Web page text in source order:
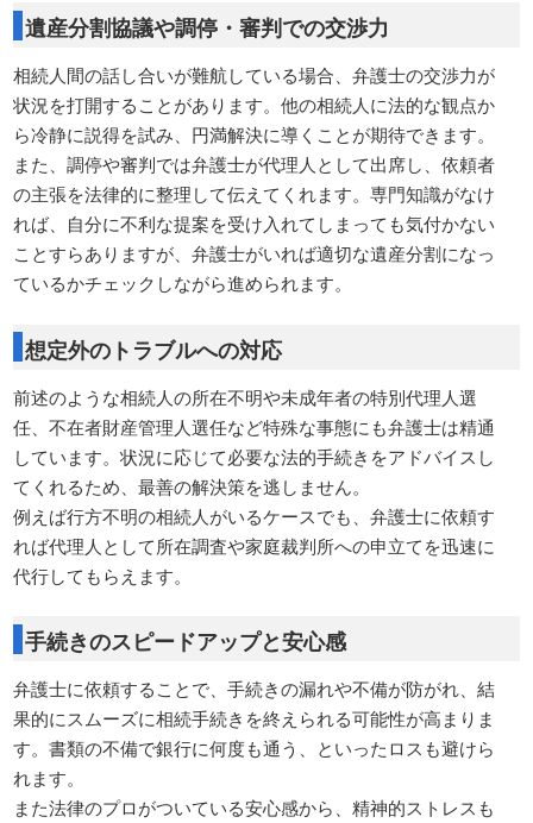
遺産分割協議や調停・審判での交渉力
相続人間の話し合いが難航している場合、弁護士の交渉力が
状況を打開することがあります。他の相続人に法的な観点か
ら冷静に説得を試み、円満解決に導くことが期待できます。
また、調停や審判では弁護士が代理人として出席し、依頼者
の主張を法律的に整理して伝えてくれます。専門知識がなけ
れば、自分に不利な提案を受け入れてしまっても気付かない
ことすらありますが、弁護士がいれば適切な遺産分割になっ
ているかチェックしながら進められます。
想定外のトラブルへの対応
前述のような相続人の所在不明や未成年者の特別代理人選
任、不在者財産管理人選任など特殊な事態にも弁護士は精通
しています。状況に応じて必要な法的手続きをアドバイスし
てくれるため、最善の解決策を逃しません。
例えば行方不明の相続人がいるケースでも、弁護士に依頼す
れば代理人として所在調査や家庭裁判所への申立てを迅速に
代行してもらえます。
手続きのスピードアップと安心感
弁護士に依頼することで、手続きの漏れや不備が防がれ、結
果的にスムーズに相続手続きを終えられる可能性が高まりま
す。書類の不備で銀行に何度も通う、といったロスも避けら
れます。
また法律のプロがついている安心感から、精神的ストレスも